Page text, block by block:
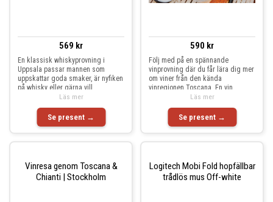
569 kr
En klassisk whiskyprovning i
Uppsala passar mannen som
uppskattar goda smaker, är nyfiken
på whisky eller gärna vill
Se present →
Läs mer
590 kr
Följ med på en spännande
vinprovning där du får lära dig mer
om viner från den kända
vinregionen Toscana. En vin
Se present →
Läs mer
Vinresa genom Toscana &
Chianti | Stockholm
Logitech Mobi Fold hopfällbar
trådlös mus Off-white